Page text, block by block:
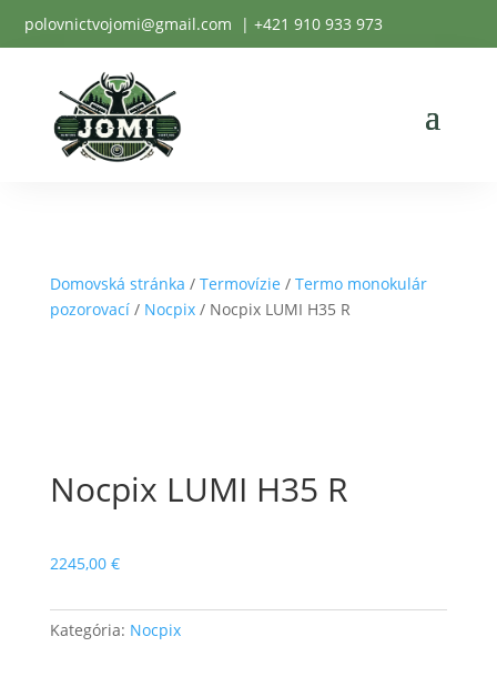
polovnictvojomi@gmail.com | +421 910 933 973
Domovská stránka / Termovízie / Termo monokulár
pozorovací/ Nocpix/ Nocpix LUMI H35 R
Nocpix LUMI H35 R
2245,00 €
Kategória: Nocpix